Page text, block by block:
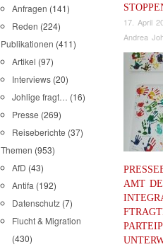
Anfragen (141)
Reden (224)
Publikationen (411)
Artikel (97)
Interviews (20)
Johlige fragt… (16)
Presse (269)
Reiseberichte (37)
Themen (953)
AfD (43)
Antifa (192)
Datenschutz (7)
Flucht & Migration
(430)
17. April
Andrea
AMT